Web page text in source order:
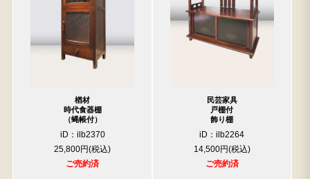
楢材
時代食器棚
（蝿帳付）
iD：ilb2370
25,800円
ご売約済
民芸家具
戸棚付
飾り棚
iD：ilb2264
14,500円
ご売約済